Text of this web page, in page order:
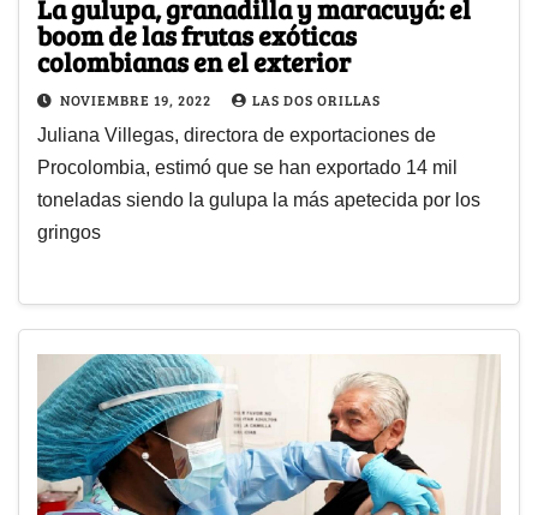
La gulupa, granadilla y maracuyá: el
boom de las frutas exóticas
colombianas en el exterior
NOVIEMBRE 19, 2022 LAS DOS ORILLAS
Juliana Villegas, directora de exportaciones de
Procolombia, estimó que se han exportado 14 mil
toneladas siendo la gulupa la más apetecida por los
gringos